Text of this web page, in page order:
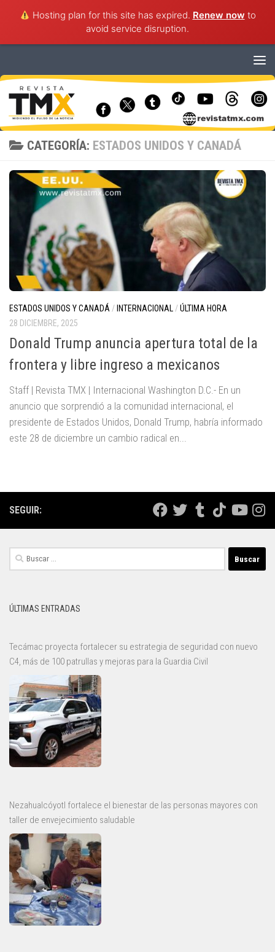
Hosting plan for this site has expired. Renew now to
avoid service disruption.
CATEGORÍA: ESTADOS UNIDOS Y CANADÁ
ESTADOS UNIDOS Y CANADÁ / INTERNACIONAL /ÚLTIMA HORA
28 DICIEMBRE, 2025
Donald Trump anuncia apertura total de la
frontera y libre ingreso a mexicanos
Staff | Revista TMX | Internacional Washington D.C.- En un
anuncio que sorprendió a la comunidad internacional, el
presidente de Estados Unidos, Donald Trump, habría informado
este 28 de diciembre un cambio radical en...
SEGUIR:
Buscar:
ÚLTIMAS ENTRADAS
Tecámac proyecta fortalecer su estrategia de seguridad con nuevo
C4, más de 100 patrullas y mejoras para la Guardia Civil
Nezahualcóyotl fortalece el bienestar de las personas mayores con
taller de envejecimiento saludable